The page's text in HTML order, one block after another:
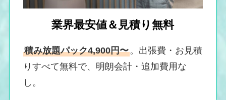
業界最安値＆見積り無料
積み放題パック4,900円〜。出張費・お見積
りすべて無料で、明朗会計・追加費用な
し。